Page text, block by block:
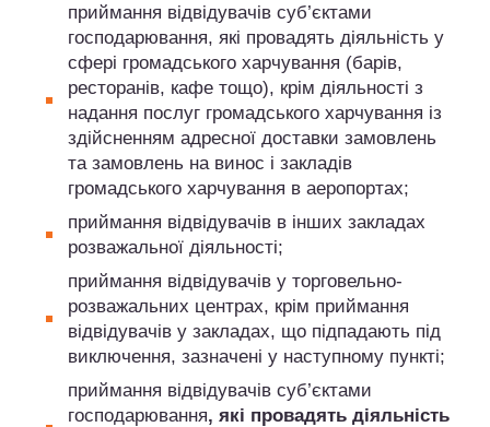
приймання відвідувачів суб’єктами
господарювання, які провадять діяльність у
сфері громадського харчування (барів,
ресторанів, кафе тощо), крім діяльності з
надання послуг громадського харчування із
здійсненням адресної доставки замовлень
та замовлень на винос і закладів
громадського харчування в аеропортах;
приймання відвідувачів в інших закладах
розважальної діяльності;
приймання відвідувачів у торговельно-
розважальних центрах, крім приймання
відвідувачів у закладах, що підпадають під
виключення, зазначені у наступному пункті;
приймання відвідувачів суб’єктами
господарювання, які провадять діяльність